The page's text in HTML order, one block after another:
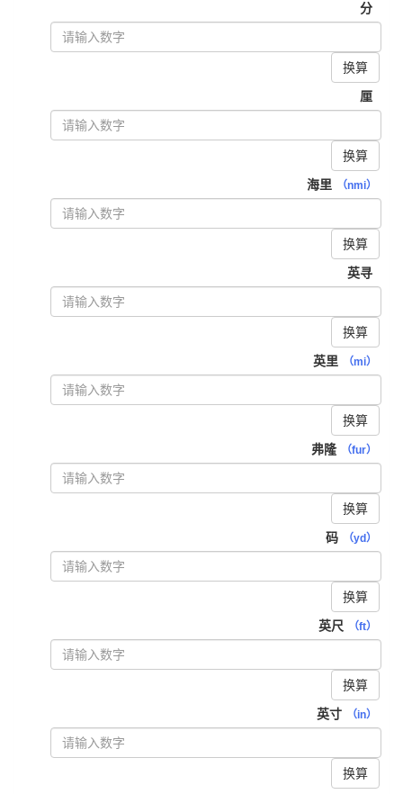
分
换算
厘
换算
海里
（nmi）
换算
英寻
换算
英里
（mi）
换算
弗隆
（fur）
换算
码
（yd）
换算
英尺
（ft）
换算
英寸
（in）
换算